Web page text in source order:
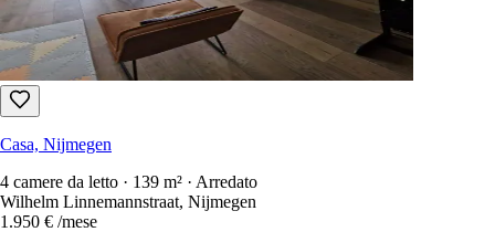
Casa, Nijmegen
4 camere da letto · 139 m² · Arredato
Wilhelm Linnemannstraat, Nijmegen
1.950 € /mese